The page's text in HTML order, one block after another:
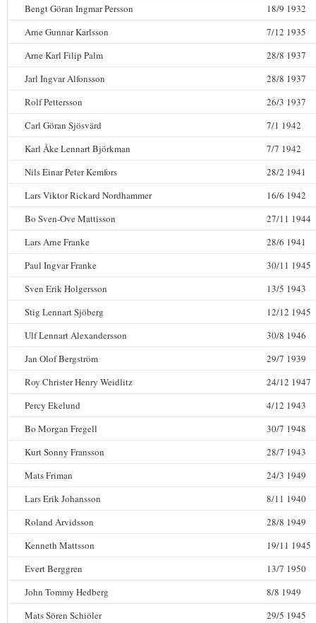
Bengt Göran Ingmar Persson
18/9 1932
Arne Gunnar Karlsson
7/12 1935
Arne Karl Filip Palm
28/8 1937
Jarl Ingvar Alfonsson
28/8 1937
Rolf Pettersson
26/3 1937
Carl Göran Sjösvärd
7/1 1942
Karl Åke Lennart Björkman
7/7 1942
Nils Einar Peter Kemfors
28/2 1941
Lars Viktor Rickard Nordhammer
16/6 1942
Bo Sven-Ove Mattisson
27/11 1944
Lars Arne Franke
28/6 1941
Paul Ingvar Franke
30/11 1945
Sven Erik Holgersson
13/5 1943
Stig Lennart Sjöberg
12/12 1945
Ulf Lennart Alexandersson
30/8 1946
Jan Olof Bergström
29/7 1939
Roy Christer Henry Weidlitz
24/12 1947
Percy Ekelund
4/12 1943
Bo Morgan Fregell
30/7 1948
Kurt Sonny Fransson
28/7 1943
Mats Friman
24/3 1949
Lars Erik Johansson
8/11 1940
Roland Arvidsson
28/8 1949
Kenneth Mattsson
19/11 1945
Evert Berggren
13/7 1950
John Tommy Hedberg
8/8 1949
Mats Sören Schiöler
29/5 1945